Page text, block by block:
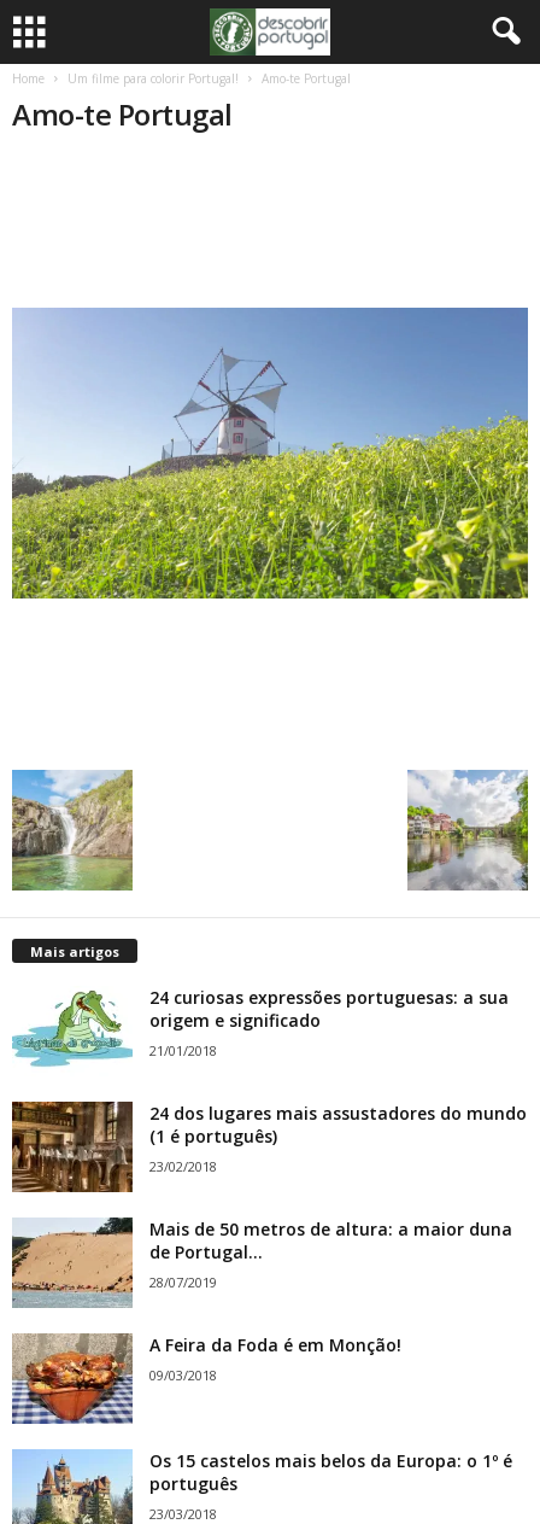
Home Um filme para colorir Portugal! Amo-te Portugal
Amo-te Portugal
Mais artigos
24 curiosas expressões portuguesas: a sua
origem e significado
21/01/2018
24 dos lugares mais assustadores do mundo
(1 é português)
23/02/2018
Mais de 50 metros de altura: a maior duna
de Portugal...
28/07/2019
A Feira da Foda é em Monção!
09/03/2018
Os 15 castelos mais belos da Europa: o 1º é
português
23/03/2018